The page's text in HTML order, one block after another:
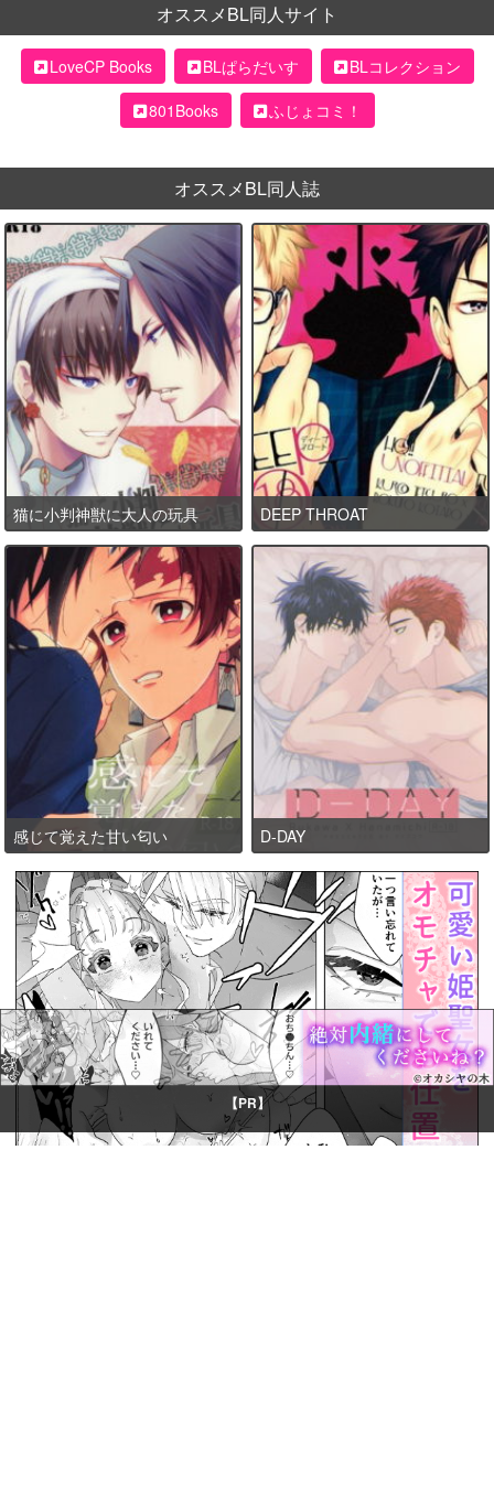
【PR】
オススメBL同人サイト
LoveCP Books BLぱらだいす
BLコレクション
801Books
ふじょコミ！
オススメBL同人誌
猫に小判神獣に大人の玩具 DEEP THROAT
感じて覚えた甘い匂い D-DAY